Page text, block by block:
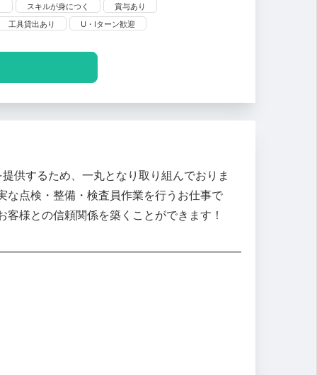
スキルが身につく
賞与あり
工具貸出あり
U・Iターン歓迎
供するため、一丸となり取り組んでおりま
な点検・整備・検査員作業を行うお仕事で
様との信頼関係を築くことができます！